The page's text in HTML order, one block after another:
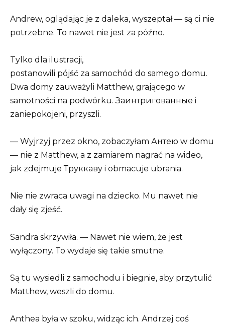
Andrew, oglądając je z daleka, wyszeptał — są ci nie
potrzebne. To nawet nie jest za późno.
Tylko dla ilustracji,
postanowili pójść za samochód do samego domu.
Dwa domy zauważyli Matthew, grającego w
samotności na podwórku. Заинтригованные i
zaniepokojeni, przyszli.
— Wyjrzyj przez okno, zobaczyłam Антею w domu
— nie z Matthew, a z zamiarem nagrać na wideo,
jak zdejmuje Труккаву i obmacuje ubrania.
Nie nie zwraca uwagi na dziecko. Mu nawet nie
dały się zjeść.
Sandra skrzywiła. — Nawet nie wiem, że jest
wyłączony. To wydaje się takie smutne.
Są tu wysiedli z samochodu i biegnie, aby przytulić
Matthew, weszli do domu.
Anthea była w szoku, widząc ich. Andrzej coś